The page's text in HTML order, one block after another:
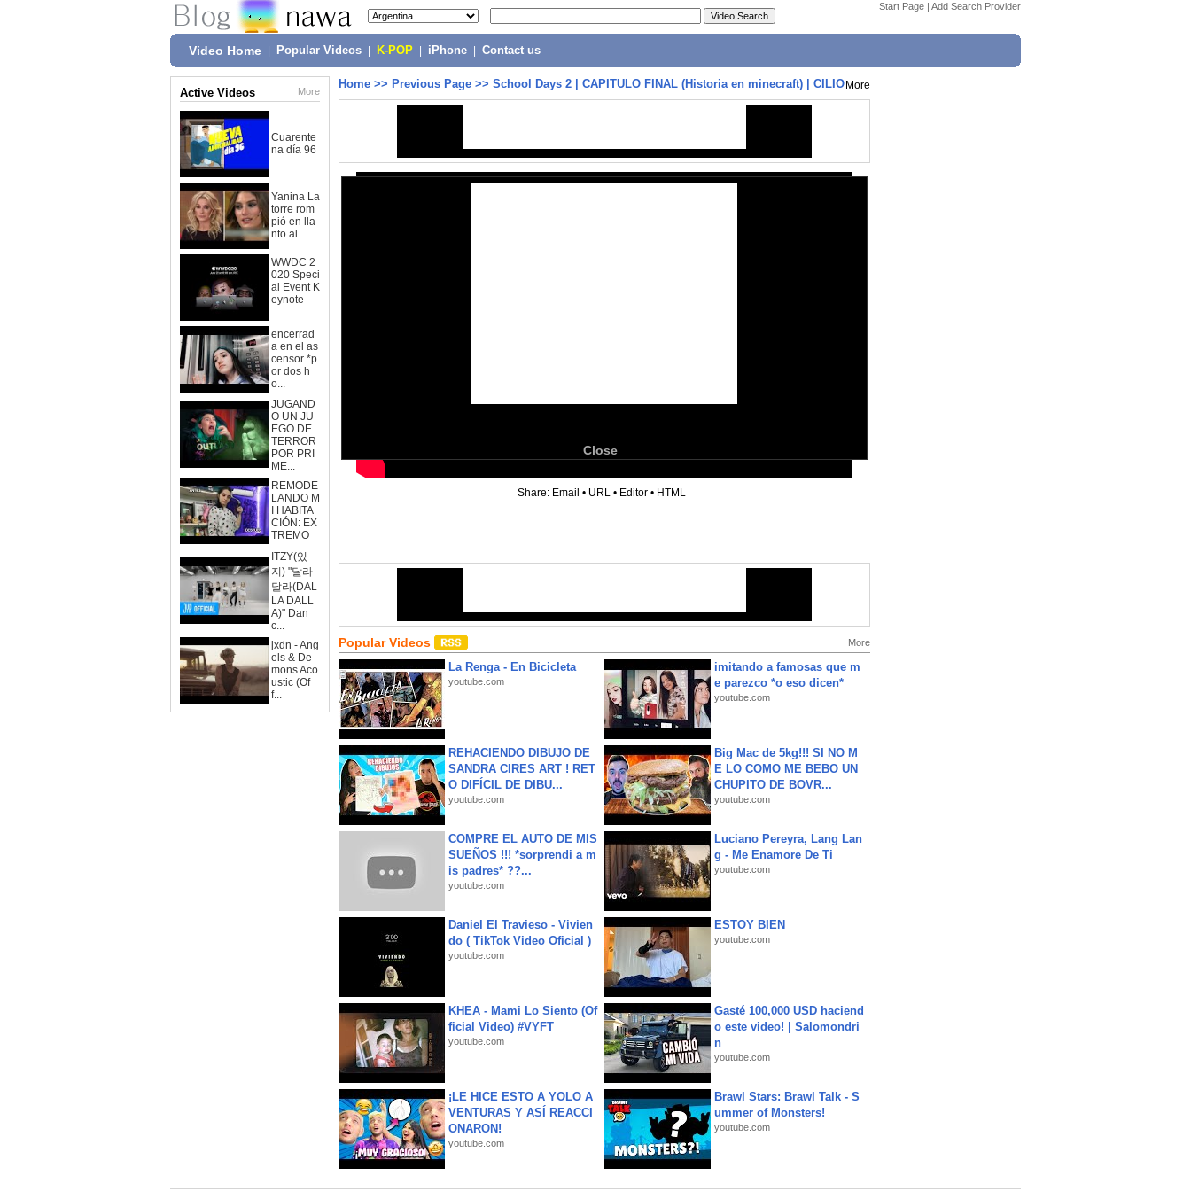
Start Page | Add Search Provider
Video Home Popular Videos K-POP iPhone Contact us
Active Videos More
Cuarente
na día 96
Yanina La
torre rom
pió en lla
nto al ...
WWDC 2
020 Speci
al Event K
eynote —
...
encerrad
a en el as
censor *p
or dos h
o...
JUGAND
O UN JU
EGO DE
TERROR
POR PRI
ME...
REMODE
LANDO M
I HABITA
CIÓN: EX
TREMO
ITZY(있
지) "달라
달라(DAL
LA DALL
A)" Dan
c...
jxdn - Ang
els & De
mons Aco
ustic (Of
f...
Home >> Previous Page >> School Days 2 | CAPITULO FINAL (Historia en minecraft) | CILIO More
Close
Share: Email • URL • Editor • HTML
Popular Videos More
La Renga - En Bicicleta
youtube.com
imitando a famosas que m
e parezco *o eso dicen*
youtube.com
REHACIENDO DIBUJO DE
SANDRA CIRES ART ! RET
O DIFÍCIL DE DIBU...
youtube.com
Big Mac de 5kg!!! SI NO M
E LO COMO ME BEBO UN
CHUPITO DE BOVR...
youtube.com
COMPRE EL AUTO DE MIS
SUEÑOS !!! *sorprendi a m
is padres* ??...
youtube.com
Luciano Pereyra, Lang Lan
g - Me Enamore De Ti
youtube.com
Daniel El Travieso - Vivien
do ( TikTok Video Oficial )
youtube.com
ESTOY BIEN
youtube.com
KHEA - Mami Lo Siento (Of
ficial Video) #VYFT
youtube.com
Gasté 100,000 USD haciend
o este video! | Salomondri
n
youtube.com
¡LE HICE ESTO A YOLO A
VENTURAS Y ASÍ REACCI
ONARON!
youtube.com
Brawl Stars: Brawl Talk - S
ummer of Monsters!
youtube.com